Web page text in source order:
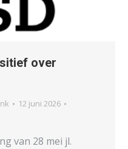
over
12 juni 2026
van 28 mei jl.